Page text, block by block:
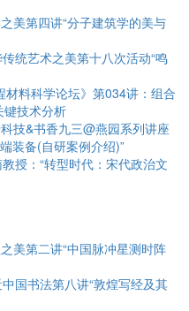
美第四讲“分子建筑学的美与
统艺术之美第十八次活动“鸣
材料科学论坛》第034讲：组合
键技术分析
技&书香九三@燕园系列讲座
装备(自研案例介绍)”
授：“转型时代：宋代政治文
美第二讲“中国脉冲星测时阵
国书法第八讲“敦煌写经及其